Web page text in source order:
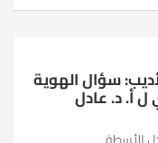
سؤال الهوية
ل أ. د. عادل